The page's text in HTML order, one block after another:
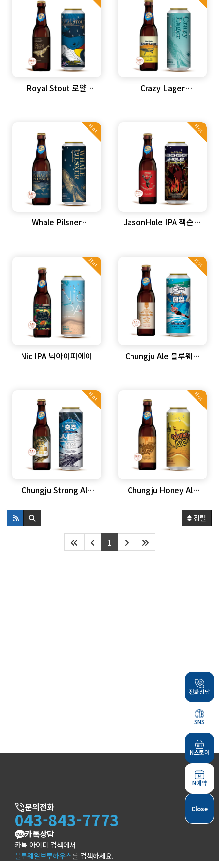
Royal Stout 로얄
Crazy Lager
Hot
Whale Pilsner
Hot
JasonHole IPA 잭슨홀
Hot
Nic IPA 닉아이피에이
Hot
Chungju Ale 블루웨일
Hot
Chungju Strong Ale
Hot
Chungju Honey Ale
정렬
1
문의전화
043-843-7773
카톡상담
카톡 아이디 검색에서
블루웨일브루하우스를 검색하세요.
전화상담
SNS
N스토어
N예약
Close